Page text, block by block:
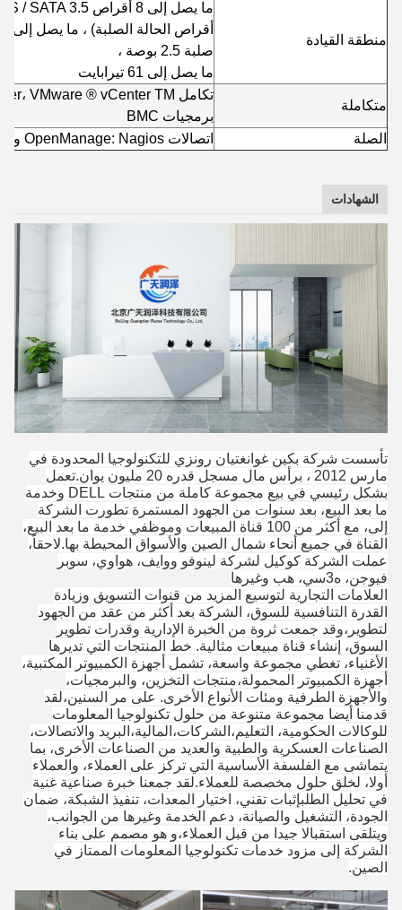
منطقة القيادة
صلبة 2.5 بوصة ،
ما يصل إلى 61 تيرابايت
متكاملة
برمجيات BMC
الصلة
اتصالات OpenManage: Nagios و Nagios XI، HP Operations Manager i (OMi)
الشهادات
تأسست شركة بكين غوانغتيان رونزي للتكنولوجيا المحدودة في
مارس 2012 ، برأس مال مسجل قدره 20 مليون يوان.تعمل
بشكل رئيسي في بيع مجموعة كاملة من منتجات DELL وخدمة
ما بعد البيع، بعد سنوات من الجهود المستمرة تطورت الشركة
إلى، مع أكثر من 100 قناة المبيعات وموظفي خدمة ما بعد البيع،
القناة في جميع أنحاء شمال الصين والأسواق المحيطة بها.لاحقاً،
عملت الشركة كوكيل لشركة لينوفو ووايف، هواوي، سوبر
فيوجن، ه3سي، هب وغيرها
العلامات التجارية لتوسيع المزيد من قنوات التسويق وزيادة
القدرة التنافسية للسوق، الشركة بعد أكثر من عقد من الجهود
لتطوير،وقد جمعت ثروة من الخبرة الإدارية وقدرات تطوير
السوق، إنشاء قناة مبيعات مثالية. خط المنتجات التي تديرها
الأغنياء، تغطي مجموعة واسعة، تشمل أجهزة الكمبيوتر المكتبية،
أجهزة الكمبيوتر المحمولة،منتجات التخزين، والبرمجيات،
والأجهزة الطرفية ومئات الأنواع الأخرى. على مر السنين،لقد
قدمنا أيضا مجموعة متنوعة من حلول تكنولوجيا المعلومات
للوكالات الحكومية، التعليم،الشركات،المالية،البريد والاتصالات،
الصناعات العسكرية والطبية والعديد من الصناعات الأخرى، بما
يتماشى مع الفلسفة الأساسية التي تركز على العملاء، والعملاء
أولا، لخلق حلول مخصصة للعملاء.لقد جمعنا خبرة صناعية غنية
في تحليل الطلبإثبات تقني، اختيار المعدات، تنفيذ الشبكة، ضمان
الجودة، التشغيل والصيانة، دعم الخدمة وغيرها من الجوانب،
ويتلقى استقبالا جيدا من قبل العملاء،و هو مصمم على بناء
الشركة إلى مزود خدمات تكنولوجيا المعلومات الممتاز في
الصين.